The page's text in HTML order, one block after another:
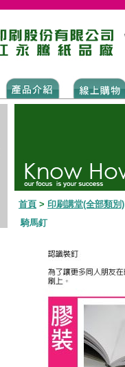
首頁 > 印刷講堂(全部類別)
騎馬釘